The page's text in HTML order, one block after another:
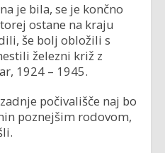
je bila, se je končno
ostane na kraju
še bolj obložili s
železni križ z
1924 – 1945.
počivališče naj bo
poznejšim rodovom,